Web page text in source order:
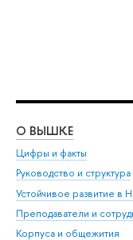
О ВЫШКЕ
Цифры и факты
Руководство и структура
Устойчивое развитие
Преподаватели и
Корпуса и общежития